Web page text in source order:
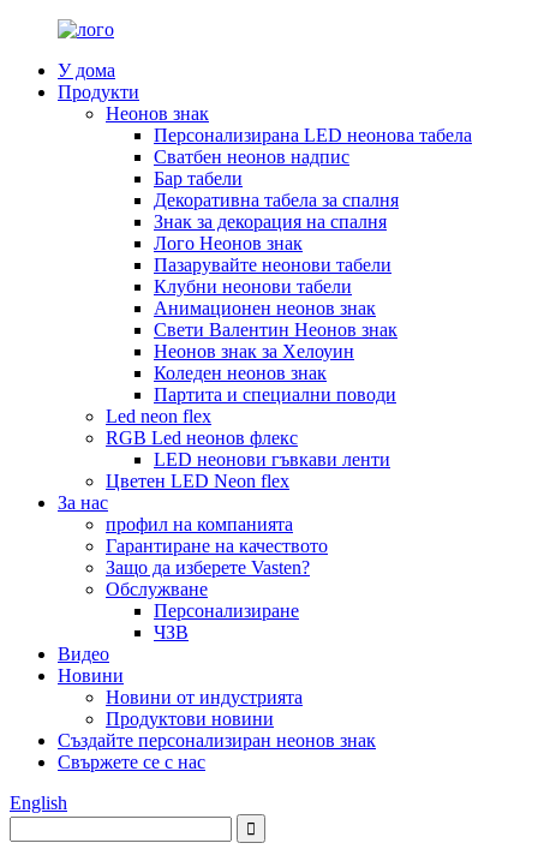
У дома
Продукти
Неонов знак
Персонализирана LED неонова табела
Сватбен неонов надпис
Бар табели
Декоративна табела за спалня
Знак за декорация на спалня
Лого Неонов знак
Пазарувайте неонови табели
Клубни неонови табели
Анимационен неонов знак
Свети Валентин Неонов знак
Неонов знак за Хелоуин
Коледен неонов знак
Партита и специални поводи
Led neon flex
RGB Led неонов флекс
LED неонови гъвкави ленти
Цветен LED Neon flex
За нас
профил на компанията
Гарантиране на качеството
Защо да изберете Vasten?
Обслужване
Персонализиране
ЧЗВ
Видео
Новини
Новини от индустрията
Продуктови новини
Създайте персонализиран неонов знак
Свържете се с нас
English